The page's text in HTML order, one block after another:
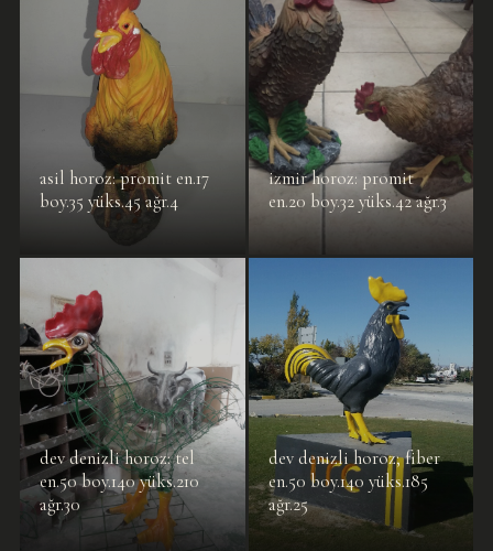
asil horoz: promit en.17
boy.35 yüks.45 ağr.4
izmir horoz: promit
en.20 boy.32 yüks.42 ağr.3
dev denizli horoz: tel
en.50 boy.140 yüks.210
ağr.30
dev denizli horoz; fiber
en.50 boy.140 yüks.185
ağr.25